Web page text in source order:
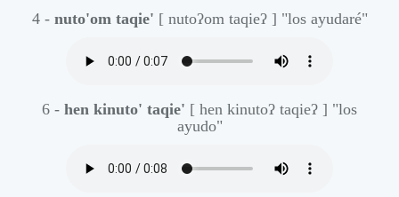
4 - nuto'om taqie' [ nutoʔom taqieʔ ] "los ayudaré"
6 - hen kinuto' taqie' [ hen kinutoʔ taqieʔ ] "los
ayudo"